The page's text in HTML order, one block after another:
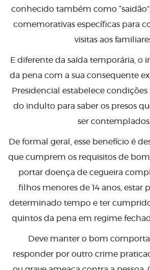
conhecido também como
comemorativas específicas para
visitas aos
E diferente da saída temporária, o
da pena com a sua consequente
Presidencial estabelece condições
do indulto para saber os presos
ser contemplados.
De formal geral, esse benefício é
que cumprem os requisitos de
portar doença de cegueira
filhos menores de 14 anos, estar
determinado tempo e ter
quintos da pena em regime
Deve manter o bom
responder por outro crime